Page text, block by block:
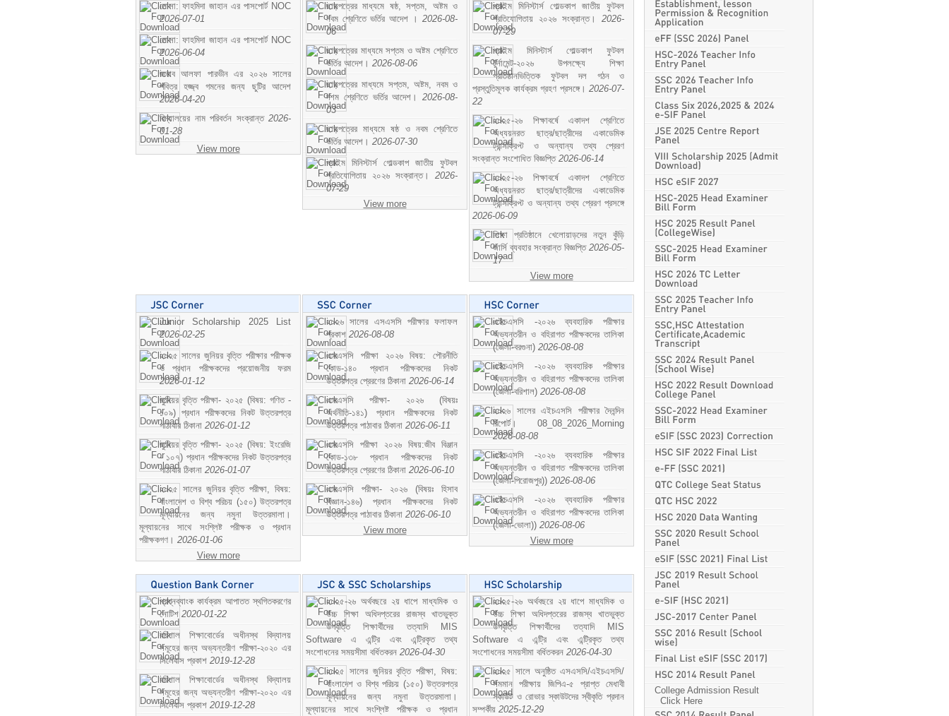
মোসা: ফাহমিদা জাহান এর পাসপোর্ট NOC
2026-07-01
মোসা: ফাহমিদা জাহান এর পাসপোর্ট NOC
2026-06-04
জনাব আলফা পারভীন এর ২০২৬ সালের
পবিত্র হজ্জ্ব গমনের জন্য ছুটির আদেশ
2026-04-20
বিদ্যালয়ের নাম পরিবর্তন সংক্রান্ত 2026-
01-28
View more
ছাড়পত্রের মাধ্যমে ষষ্ঠ, সপ্তম, অষ্টম ও
নবম শ্রেণিতে ভর্তির আদেশ । 2026-08-
06
ছাড়পত্রের মাধ্যমে সপ্তম ও অষ্টম শ্রেণিতে
ভর্তির আদেশ। 2026-08-06
ছাড়পত্রের মাধ্যমে সপ্তম, অষ্টম, নবম ও
দশম শ্রেণিতে ভর্তির আদেশ। 2026-08-
03
ছাড়পত্রের মাধ্যমে ষষ্ঠ ও নবম শ্রেণিতে
ভর্তির আদেশ। 2026-07-30
প্রাইম মিনিস্টার্স গোল্ডকাপ জাতীয় ফুটবল
প্রতিযোগিতায় ২০২৬ সংক্রান্ত। 2026-
07-29
View more
প্রাইম মিনিস্টার্স গোল্ডকাপ জাতীয় ফুটবল
প্রতিযোগিতায় ২০২৬ সংক্রান্ত। 2026-
07-29
প্রাইম মিনিস্টার্স গোল্ডকাপ ফুটবল
টুর্নামেন্ট-২০২৬ উপলক্ষ্যে শিক্ষা
প্রতিষ্ঠানভিত্তিক ফুটবল দল গঠন ও
প্রস্তুতিমূলক কার্যক্রম গ্রহণ প্রসঙ্গে। 2026-07-
22
২০২৫-২৬ শিক্ষাবর্ষে একাদশ শ্রেণিতে
অধ্যয়নরত ছাত্র/ছাত্রীদের একাডেমিক
ট্রান্সক্রিপ্ট ও অন্যান্য তথ্য প্রেরণ
সংক্রান্ত সংশোধিত বিজ্ঞপ্তি 2026-06-14
২০২৫-২৬ শিক্ষাবর্ষে একাদশ শ্রেণিতে
অধ্যয়নরত ছাত্র/ছাত্রীদের একাডেমিক
ট্রান্সক্রিপ্ট ও অন্যান্য তথ্য প্রেরণ প্রসঙ্গে
2026-06-09
শিক্ষা প্রতিষ্ঠানে খেলোয়াড়দের নতুন কুঁড়ি
জার্সি ব্যবহার সংক্রান্ত বিজ্ঞপ্তি 2026-05-
17
View more
Junior Scholarship 2025 List
2026-02-25
২০২৫ সালের জুনিয়র বৃত্তি পরীক্ষার পরীক্ষক
ও প্রধান পরীক্ষকদের প্রয়োজনীয় ফরম
2026-01-12
জুনিয়র বৃত্তি পরীক্ষা- ২০২৫ (বিষয়: গণিত -
১০৯) প্রধান পরীক্ষকদের নিকট উত্তরপত্র
পাঠাবার ঠিকানা 2026-01-12
জুনিয়র বৃত্তি পরীক্ষা- ২০২৫ (বিষয়: ইংরেজি
- ১০৭) প্রধান পরীক্ষকদের নিকট উত্তরপত্র
পাঠাবার ঠিকানা 2026-01-07
২০২৫ সালের জুনিয়র বৃত্তি পরীক্ষা, বিষয়:
বাংলাদেশ ও বিশ্ব পরিচয় (১৫০) উত্তরপত্র
মূল্যায়নের জন্য নমুনা উত্তরমালা।
মূল্যায়নের সাথে সংশ্লিষ্ট পরীক্ষক ও প্রধান
পরীক্ষকগণ। 2026-01-06
View more
২০২৬ সালের এসএসসি পরীক্ষার ফলাফল
প্রকাশ 2026-08-08
এসএসসি পরীক্ষা ২০২৬ বিষয়: পৌরনীতি
কোড-১৪০ প্রধান পরীক্ষকদের নিকট
উত্তরপত্র প্রেরণের ঠিকানা 2026-06-14
এসএসসি পরীক্ষা- ২০২৬ (বিষয়ঃ
অর্থনীতি-১৪১) প্রধান পরীক্ষকদের নিকট
উত্তরপত্র পাঠাবার ঠিকানা 2026-06-11
এসএসসি পরীক্ষা ২০২৬ বিষয়:জীব বিঞ্জান
কোড-১৩৮ প্রধান পরীক্ষকদের নিকট
উত্তরপত্র প্রেরণের ঠিকানা 2026-06-10
এসএসসি পরীক্ষা- ২০২৬ (বিষয়ঃ হিসাব
বিজ্ঞান-১৪৬) প্রধান পরীক্ষকদের নিকট
উত্তরপত্র পাঠাবার ঠিকানা 2026-06-10
View more
এইচএসসি -২০২৬ ব্যবহারিক পরীক্ষার
অভ্যন্তরীন ও বহিরাগত পরীক্ষকদের তালিকা
(জেলা-বরগুনা) 2026-08-08
এইচএসসি -২০২৬ ব্যবহারিক পরীক্ষার
অভ্যন্তরীন ও বহিরাগত পরীক্ষকদের তালিকা
(জেলা-বরিশাল) 2026-08-08
২০২৬ সালের এইচএসসি পরীক্ষার দৈনন্দিন
রিপোর্ট। 08_08_2026_Morning
2026-08-08
এইচএসসি -২০২৬ ব্যবহারিক পরীক্ষার
অভ্যন্তরীন ও বহিরাগত পরীক্ষকদের তালিকা
(জেলা-পিরোজপুর)) 2026-08-06
এইচএসসি -২০২৬ ব্যবহারিক পরীক্ষার
অভ্যন্তরীন ও বহিরাগত পরীক্ষকদের তালিকা
(জেলা-ভোলা)) 2026-08-06
View more
প্রশ্নব্যাংক কার্যক্রম আপাতত স্থগিতকরণের
নোটিশ 2020-01-22
বরিশাল শিক্ষাবোর্ডের অধীনস্থ বিদ্যালয়
সমূহের জন্য অভ্যন্তরীণ পরীক্ষা-২০২০ এর
সিলেবাস প্রকাশ 2019-12-28
বরিশাল শিক্ষাবোর্ডের অধীনস্থ বিদ্যালয়
সমূহের জন্য অভ্যন্তরীণ পরীক্ষা-২০২০ এর
সিলেবাস প্রকাশ 2019-12-28
২০২৫-২৬ অর্থবছরে ২য় ধাপে মাধ্যমিক ও
উচ্চ শিক্ষা অধিদপ্তরের রাজস্ব খাতভুক্ত
উপবৃত্তি শিক্ষার্থীদের তত্যাদি MIS
Software এ এন্ট্রি এবং এন্ট্রিকৃত তথ্য
সংশোধনের সময়সীমা বর্ধিতকরন 2026-04-30
২০২৫ সালের জুনিয়র বৃত্তি পরীক্ষা, বিষয়:
বাংলাদেশ ও বিশ্ব পরিচয় (১৫০) উত্তরপত্র
মূল্যায়নের জন্য নমুনা উত্তরমালা।
মূল্যায়নের সাথে সংশ্লিষ্ট পরীক্ষক ও প্রধান
২০২৫-২৬ অর্থবছরে ২য় ধাপে মাধ্যমিক ও
উচ্চ শিক্ষা অধিদপ্তরের রাজস্ব খাতভুক্ত
উপবৃত্তি শিক্ষার্থীদের তত্যাদি MIS
Software এ এন্ট্রি এবং এন্ট্রিকৃত তথ্য
সংশোধনের সময়সীমা বর্ধিতকরন 2026-04-30
২০২৫ সালে অনুষ্ঠিত এসএসসি/এইচএসসি/
সমমান পরীক্ষায় জিপিএ-৫ প্রাপ্ত মেধাবী
স্কাউট ও রোভার স্কাউটদের স্বীকৃতি প্রদান
সম্পর্কীয় 2025-12-29
College Admission Result
Click Here